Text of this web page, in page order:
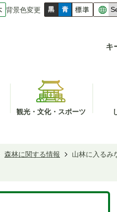
背景色変更
キ
観光・文化・スポーツ
森林に関する情報 山林に入るみ